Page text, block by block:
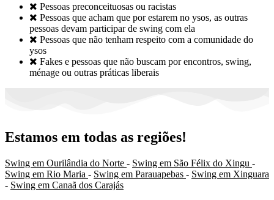
 Pessoas preconceituosas ou racistas
 Pessoas que acham que por estarem no ysos, as outras
pessoas devam participar de swing com ela
 Pessoas que não tenham respeito com a comunidade do
ysos
 Fakes e pessoas que não buscam por encontros, swing,
ménage ou outras práticas liberais
Estamos em todas as regiões!
Swing em Ourilândia do Norte - Swing em São Félix do Xingu -
Swing em Rio Maria - Swing em Parauapebas - Swing em Xinguara
- Swing em Canaã dos Carajás